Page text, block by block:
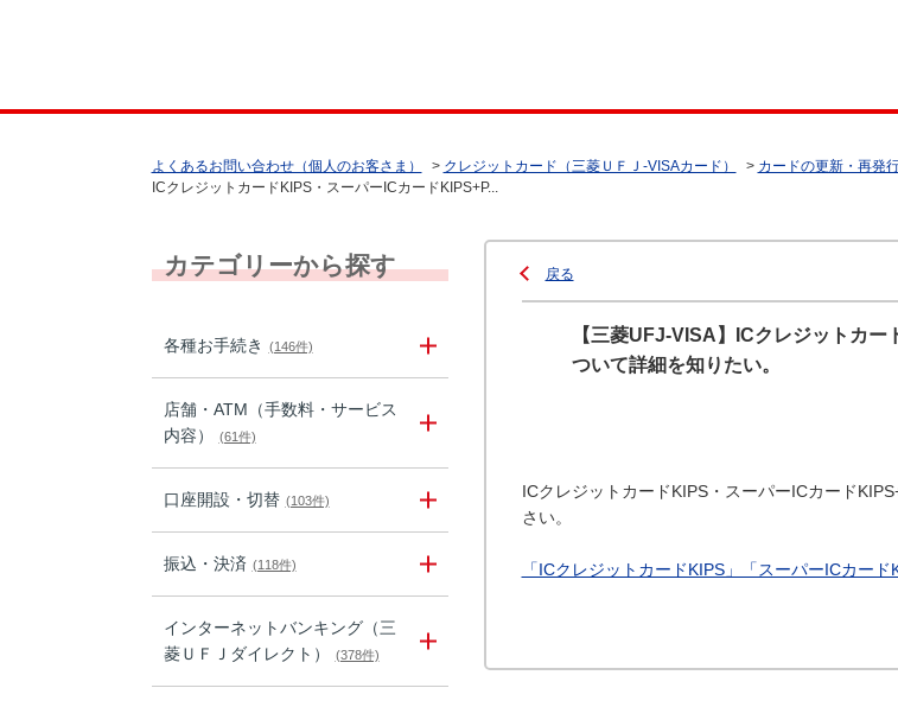
よくあるお問い合わせ（個人のお客さま） > クレジットカード（三菱ＵＦＪ-VISAカード） > カードの更新・再発
ICクレジットカードKIPS・スーパーICカードKIPS+P...
カテゴリーから探す
各種お手続き (146件)
店舗・ATM（手数料・サービス
内容）
(61件)
口座開設・切替 (103件)
振込・決済 (118件)
インターネットバンキング（三
菱ＵＦＪダイレクト）
(378件)
戻る
【三菱UFJ-VISA】ICクレジットカ
ついて詳細を知りたい。
ICクレジットカードKIPS・スーパーICカード
さい。
「ICクレジットカードKIPS」「スーパーICカー